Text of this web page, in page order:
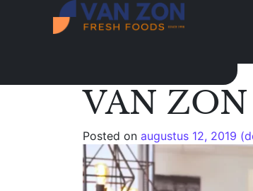
VAN ZON
Posted on augustus 12, 2019